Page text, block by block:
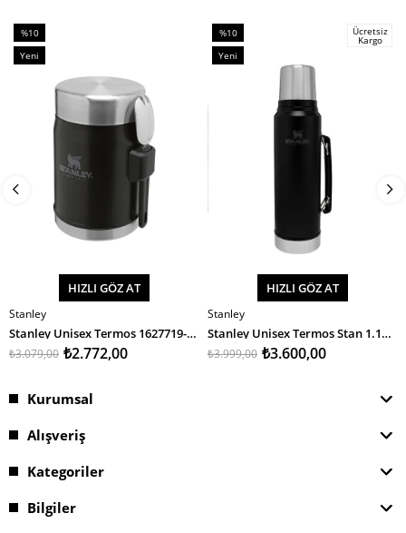
SEPETE EKLE
%10
İndirim
Yeni
HIZLI GÖZ AT
Stanley
Stanley Unisex Termos 1627719-Stan 14Oz Classic Vacfj M.Black
₺2.772,00
₺3.079,00
SEPETE EKLE
%10
İndirim
Yeni
Ücretsiz
Kargo
HIZLI GÖZ AT
Stanley
Stanley Unisex Termos Stan 1.1Qt Classic Vac Btl M.Black Eu
₺3.600,00
₺3.999,00
Kurumsal
Alışveriş
Kategoriler
Bilgiler